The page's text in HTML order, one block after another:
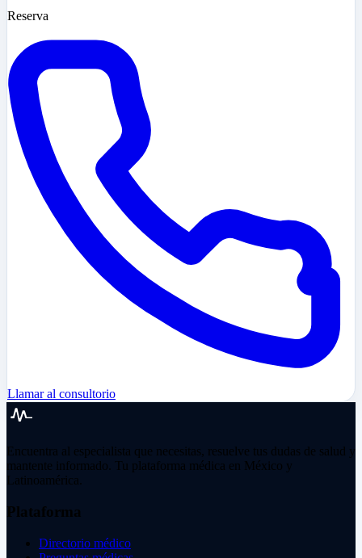
Reserva
Llamar al consultorio
Encuentra al especialista que necesitas, resuelve tus dudas de salud y
mantente informado. Tu plataforma médica en México y
Latinoamérica.
Plataforma
Directorio médico